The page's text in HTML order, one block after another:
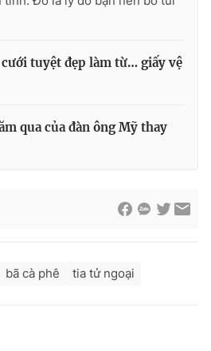
tuyệt đẹp làm từ… giấy vệ
qua của đàn ông Mỹ thay
bã cà phê tia tử ngoại